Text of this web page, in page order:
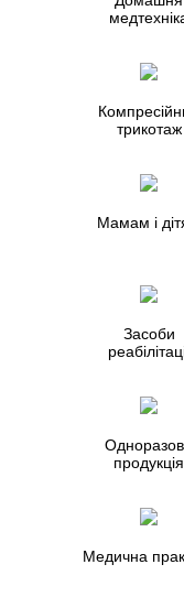
трикотаж
Мамам і
Засоби
продукція
Медична